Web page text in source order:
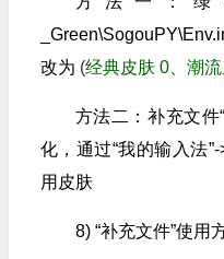
改为 (经典皮肤 0、潮
方法二：补充文件
化，通过“我的输入法”-
用皮肤
8) “补充文件”使用